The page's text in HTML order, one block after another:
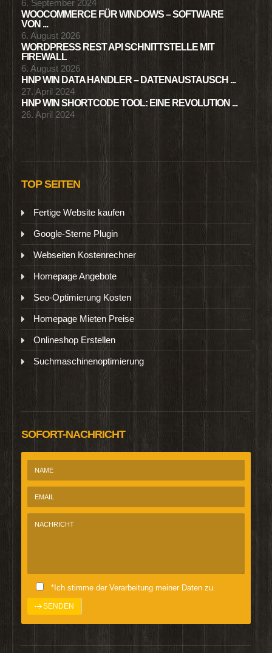
6. September 2024
WOOCOMMERCE FÜR WINDOWS – SOFTWARE
VON ...
6. August 2026
WORDPRESS REST API SCHNITTSTELLE MIT
FIREWALL
6. August 2026
HNP WIN DATA HANDLER – DATENAUSTAUSCH ...
27. April 2024
HNP WIN SHORTCODE TOOL: EINE REVOLUTION ...
26. April 2024
TOP SEITEN
Fertige Website kaufen
Google-Sterne Plugin
Webseiten Kostenrechner
Homepage Angebote
Seo-Optimierung Kosten
Homepage Mieten Preise
Onlineshop Erstellen
Suchmaschinenoptimierung
SOFORT-NACHRICHT
*Ich stimme der Verarbeitung meiner Daten zu.